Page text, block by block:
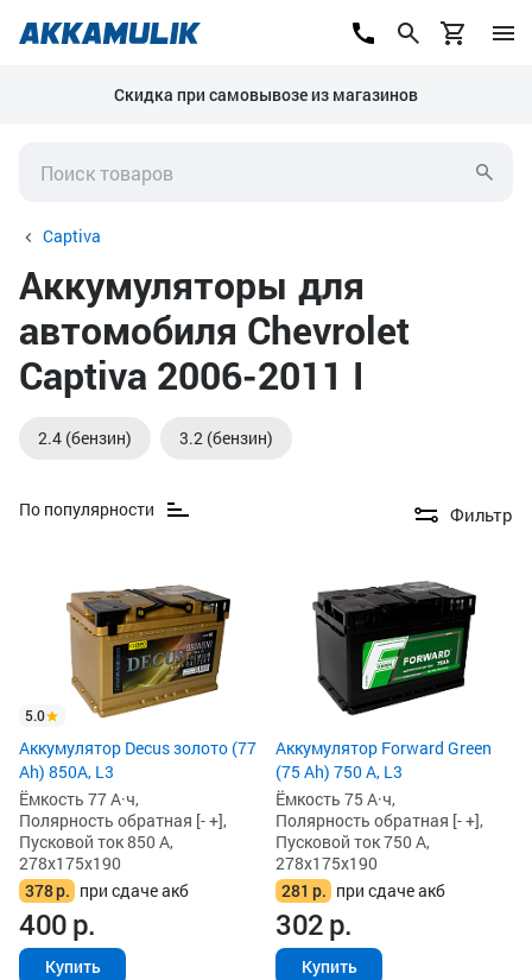
Скидка при самовывозе из магазинов
Captiva
Аккумуляторы для
автомобиля Chevrolet
Captiva 2006-2011 I
2.4 (бензин) 3.2 (бензин)
По популярности Фильтр
5.0
Аккумулятор Decus золото (77
Ah) 850А, L3
Ёмкость 77 А·ч,
Полярность обратная [- +],
Пусковой ток 850 А,
278x175x190
378р. при сдаче акб
400р.
Купить
Аккумулятор Forward Green
(75 Ah) 750 А, L3
Ёмкость 75 А·ч,
Полярность обратная [- +],
Пусковой ток 750 А,
278x175x190
281 р. при сдаче акб
302р.
Купить